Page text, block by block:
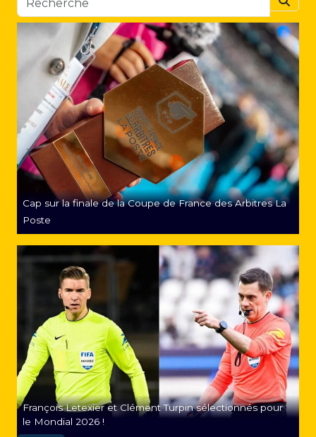
Cap sur la finale de la Coupe de France des Arbitres La
Poste
François Letexier et Clément Turpin sélectionnés pour
le Mondial 2026 !